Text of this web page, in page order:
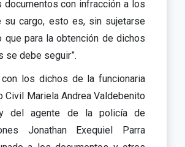
con infracción a los
su cargo, esto es, sin sujetarse
que para la obtención de dichos
se debe seguir”.
con los dichos de la funcionaria
Civil Mariela Andrea Valdebenito
y del agente de la policía de
Jonathan Exequiel Parra